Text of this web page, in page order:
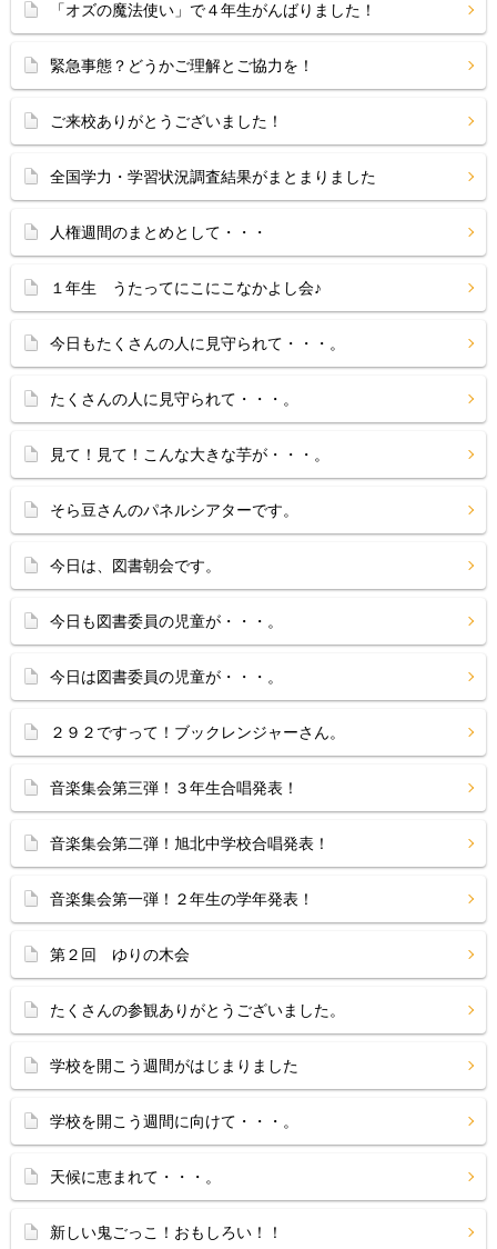
「オズの魔法使い」で４年生がんばりました！
緊急事態？どうかご理解とご協力を！
ご来校ありがとうございました！
全国学力・学習状況調査結果がまとまりました
人権週間のまとめとして・・・
１年生 うたってにこにこなかよし会♪
今日もたくさんの人に見守られて・・・。
たくさんの人に見守られて・・・。
見て！見て！こんな大きな芋が・・・。
そら豆さんのパネルシアターです。
今日は、図書朝会です。
今日も図書委員の児童が・・・。
今日は図書委員の児童が・・・。
２９２ですって！ブックレンジャーさん。
音楽集会第三弾！３年生合唱発表！
音楽集会第二弾！旭北中学校合唱発表！
音楽集会第一弾！２年生の学年発表！
第２回 ゆりの木会
たくさんの参観ありがとうございました。
学校を開こう週間がはじまりました
学校を開こう週間に向けて・・・。
天候に恵まれて・・・。
新しい鬼ごっこ！おもしろい！！